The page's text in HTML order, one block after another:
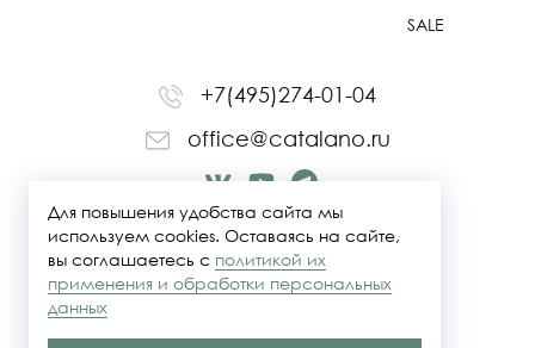
SALE
+7(495)274-01-04
office@catalano.ru
Для повышения удобства сайта мы
используем cookies. Оставаясь на сайте,
вы соглашаетесь с политикой их
применения и обработки персональных
данных